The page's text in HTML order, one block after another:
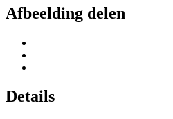
Afbeelding delen
Details